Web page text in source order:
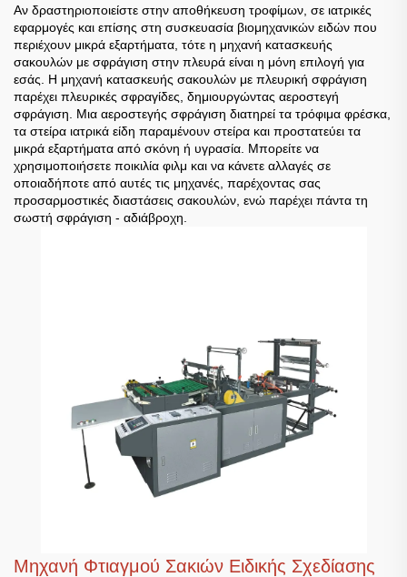
Αν δραστηριοποιείστε στην αποθήκευση τροφίμων, σε ιατρικές
εφαρμογές και επίσης στη συσκευασία βιομηχανικών ειδών που
περιέχουν μικρά εξαρτήματα, τότε η μηχανή κατασκευής
σακουλών με σφράγιση στην πλευρά είναι η μόνη επιλογή για
εσάς. Η μηχανή κατασκευής σακουλών με πλευρική σφράγιση
παρέχει πλευρικές σφραγίδες, δημιουργώντας αεροστεγή
σφράγιση. Μια αεροστεγής σφράγιση διατηρεί τα τρόφιμα φρέσκα,
τα στείρα ιατρικά είδη παραμένουν στείρα και προστατεύει τα
μικρά εξαρτήματα από σκόνη ή υγρασία. Μπορείτε να
χρησιμοποιήσετε ποικιλία φιλμ και να κάνετε αλλαγές σε
οποιαδήποτε από αυτές τις μηχανές, παρέχοντας σας
προσαρμοστικές διαστάσεις σακουλών, ενώ παρέχει πάντα τη
σωστή σφράγιση - αδιάβροχη.
Μηχανή Φτιαγμού Σακιών Ειδικής Σχεδίασης